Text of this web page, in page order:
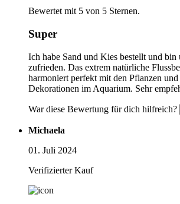
Bewertet mit 5 von 5 Sternen.
Super
Ich habe Sand und Kies bestellt und bin
zufrieden. Das extrem natürliche
harmoniert perfekt mit den Pflanzen
Dekorationen im Aquarium. Sehr
War diese Bewertung für dich hilfreich?
Michaela
01. Juli 2024
Verifizierter Kauf